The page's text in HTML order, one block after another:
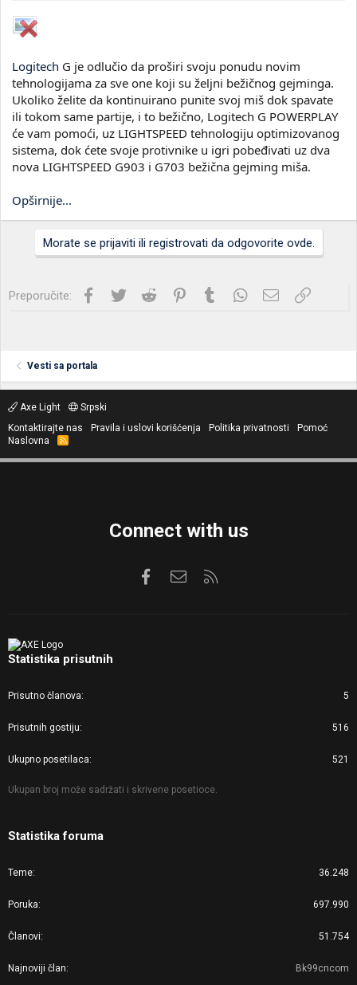
e
Logitech G je odlučio da proširi svoju ponudu novim
tehnologijama za sve one koji su željni bežičnog gejminga.
Ukoliko želite da kontinuirano punite svoj miš dok spavate
ili tokom same partije, i to bežično, Logitech G POWERPLAY
će vam pomoći, uz LIGHTSPEED tehnologiju optimizovanog
sistema, dok ćete svoje protivnike u igri pobeđivati uz dva
nova LIGHTSPEED G903 i G703 bežična gejming miša.
Opširnije...
Morate se prijaviti ili registrovati da odgovorite ovde.
Preporučite: Facebook
Twitter Reddit PinterestTumblrWhatsApp
Imejl Link
Vesti sa portala
Axe Light
Srpski
Kontaktirajte nas
Pravila i uslovi korišćenja Politika privatnosti
Pomoć
Naslovna
R
S
Connect with us
FacebookKontaktirajte nas
Statistika prisutnih
Prisutno članova 5
Prisutnih gostiju 516
Ukupno posetilaca 521
Ukupan broj može sadržati i skrivene posetioce.
Statistika foruma
Teme 36.248
Poruka 697.990
Članovi 51.754
Najnoviji član Bk99cncom